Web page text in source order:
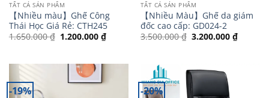
TẤT CẢ SẢN PHẨM
【 Nhiều màu】Ghế Công
Thái Học Giá Rẻ: CTH245
1.650.000₫ Giá
1.200.000 ₫Giá
hiện
1.200.000 ₫.
TẤT CẢ SẢN PHẨM
【Nhiều Màu】Ghế da giám
đốc cao cấp: GD024-2
3.500.000₫ Giá
3.200.000 ₫Giá
hiện
-19% -20%